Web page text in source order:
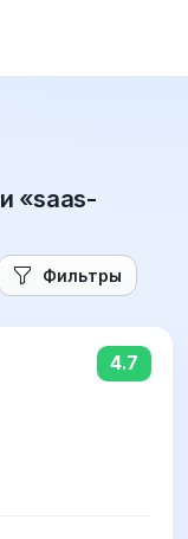
«saas-
Фильтры
4.7